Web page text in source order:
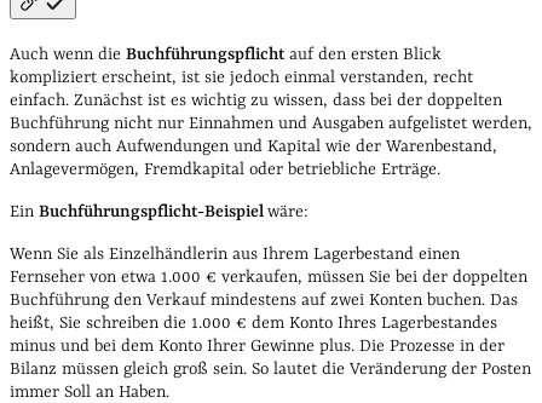
Auch wenn die Buchführungspflicht auf den ersten Blick
kompliziert erscheint, ist sie jedoch einmal verstanden, recht
einfach. Zunächst ist es wichtig zu wissen, dass bei der doppelten
Buchführung nicht nur Einnahmen und Ausgaben aufgelistet werden,
sondern auch Aufwendungen und Kapital wie der Warenbestand,
Anlagevermögen, Fremdkapital oder betriebliche Erträge.
Ein Buchführungspflicht-Beispielwäre:
Wenn Sie als Einzelhändlerin aus Ihrem Lagerbestand einen
Fernseher von etwa 1.000 € verkaufen, müssen Sie bei der doppelten
Buchführung den Verkauf mindestens auf zwei Konten buchen. Das
heißt, Sie schreiben die 1.000 € dem Konto Ihres Lagerbestandes
minus und bei dem Konto Ihrer Gewinne plus. Die Prozesse in der
Bilanz müssen gleich groß sein. So lautet die Veränderung der Posten
immer Soll an Haben.